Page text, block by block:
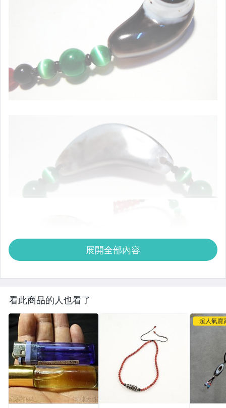
展開全部內容
看此商品的人也看了
超人氣賣